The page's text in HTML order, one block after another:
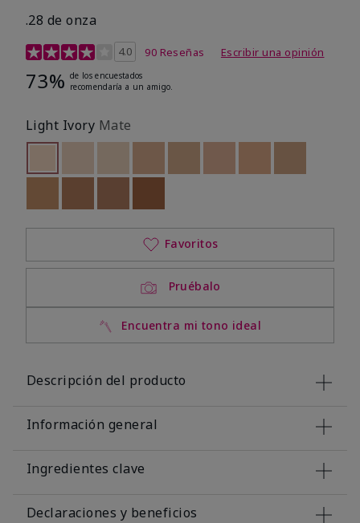
.28 de onza
Calificación de clientes de 3,9 de 5
4.0 90 Reseñas Escribir una opinión
73% de los encuestados
recomendaría a un amigo.
Light Ivory Mate
seleccionado
Out of stock
Pruébalo
Encuentra mi tono ideal
Favoritos
Descripción del producto
Información general
Ingredientes clave
Declaraciones y beneficios